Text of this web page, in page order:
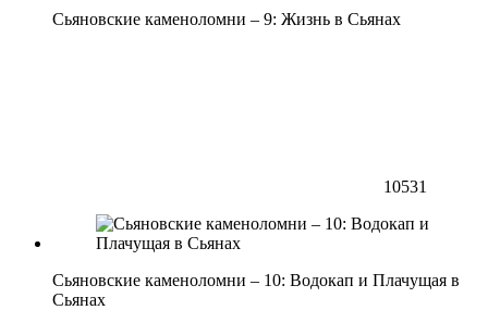
Сьяновские каменоломни – 9: Жизнь в Сьянах
10531
Сьяновские каменоломни – 10: Водокап и Плачущая в
Сьянах